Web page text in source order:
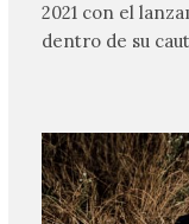
2021 con el
dentro de su